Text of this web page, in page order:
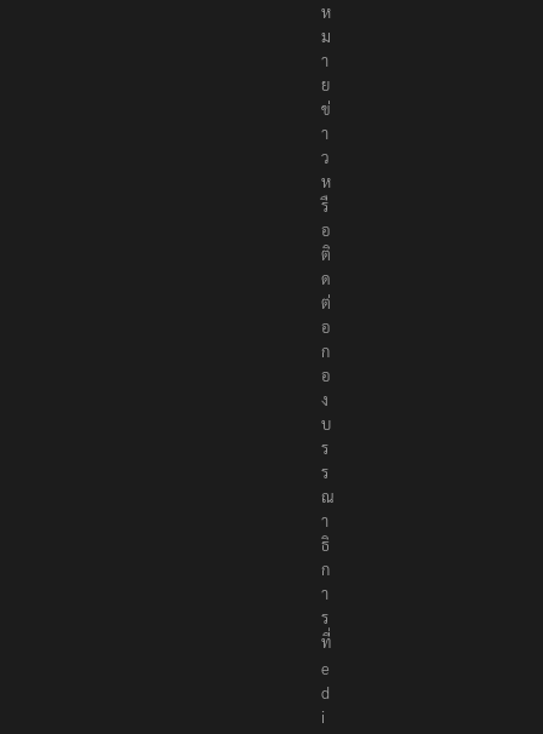
ห
ม
า
ย
ข่
า
ว
ห
รื
อ
ติ
ด
ต่
อ
ก
อ
ง
บ
ร
ร
ณ
า
ธิ
ก
า
ร
ที่
e
d
i